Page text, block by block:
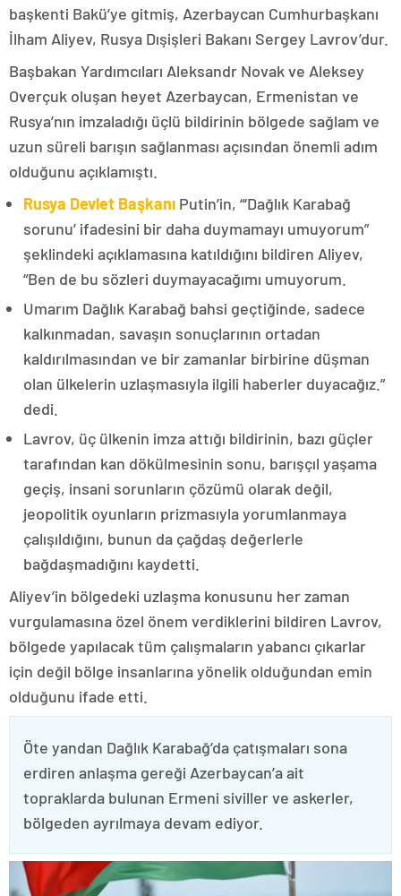
başkenti Bakü’ye gitmiş, Azerbaycan Cumhurbaşkanı
İlham Aliyev, Rusya Dışişleri Bakanı Sergey Lavrov’dur.
Başbakan Yardımcıları Aleksandr Novak ve Aleksey
Overçuk oluşan heyet Azerbaycan, Ermenistan ve
Rusya’nın imzaladığı üçlü bildirinin bölgede sağlam ve
uzun süreli barışın sağlanması açısından önemli adım
olduğunu açıklamıştı.
Rusya Devlet Başkanı Putin’in, “‘Dağlık Karabağ
sorunu’ ifadesini bir daha duymamayı umuyorum”
şeklindeki açıklamasına katıldığını bildiren Aliyev,
“Ben de bu sözleri duymayacağımı umuyorum.
Umarım Dağlık Karabağ bahsi geçtiğinde, sadece
kalkınmadan, savaşın sonuçlarının ortadan
kaldırılmasından ve bir zamanlar birbirine düşman
olan ülkelerin uzlaşmasıyla ilgili haberler duyacağız.”
dedi.
Lavrov, üç ülkenin imza attığı bildirinin, bazı güçler
tarafından kan dökülmesinin sonu, barışçıl yaşama
geçiş, insani sorunların çözümü olarak değil,
jeopolitik oyunların prizmasıyla yorumlanmaya
çalışıldığını, bunun da çağdaş değerlerle
bağdaşmadığını kaydetti.
Aliyev’in bölgedeki uzlaşma konusunu her zaman
vurgulamasına özel önem verdiklerini bildiren Lavrov,
bölgede yapılacak tüm çalışmaların yabancı çıkarlar
için değil bölge insanlarına yönelik olduğundan emin
olduğunu ifade etti.
Öte yandan Dağlık Karabağ’da çatışmaları sona
erdiren anlaşma gereği Azerbaycan’a ait
topraklarda bulunan Ermeni siviller ve askerler,
bölgeden ayrılmaya devam ediyor.